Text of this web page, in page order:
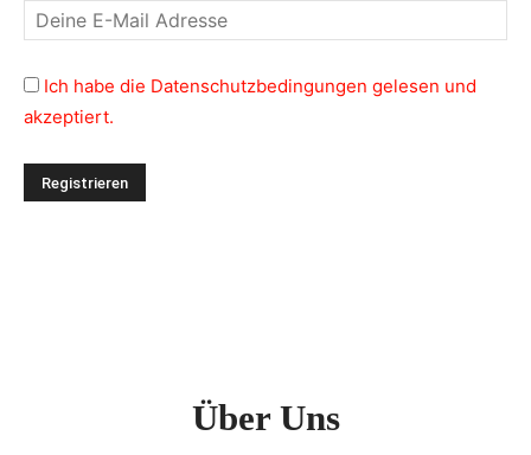
Ich habe die Datenschutzbedingungen gelesen und
akzeptiert.
Über Uns